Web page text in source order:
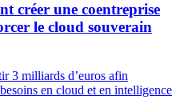
créer une coentreprise
le cloud souverain
3 milliards d’euros afin
en cloud et en intelligence